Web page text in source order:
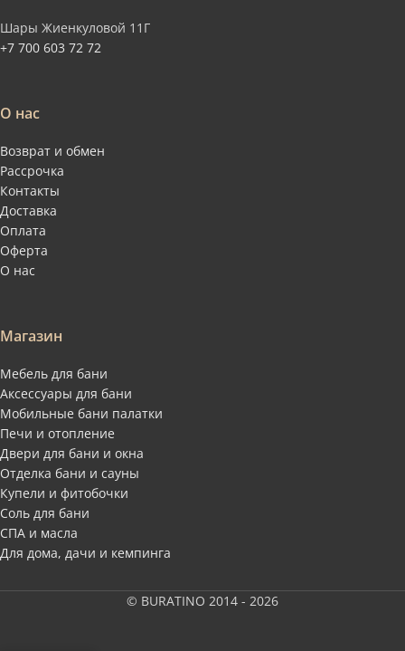
Шары Жиенкуловой 11Г
+7 700 603 72 72
О нас
Возврат и обмен
Рассрочка
Контакты
Доставка
Оплата
Оферта
О нас
Магазин
Мебель для бани
Аксессуары для бани
Мобильные бани палатки
Печи и отопление
Двери для бани и окна
Отделка бани и сауны
Купели и фитобочки
Соль для бани
СПА и масла
Для дома, дачи и кемпинга
© BURATINO 2014 - 2026